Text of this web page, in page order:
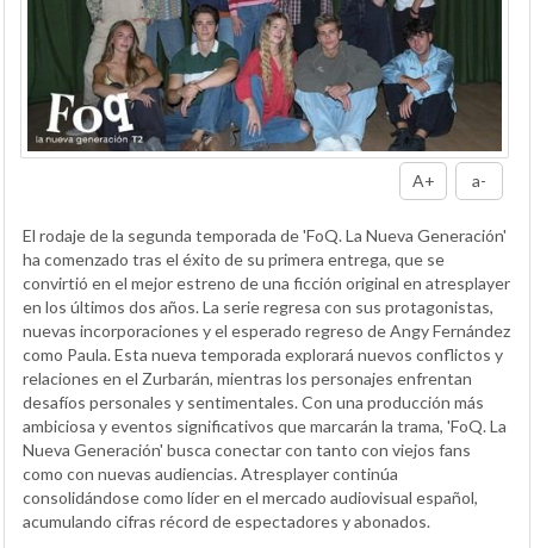
A+ a-
El rodaje de la segunda temporada de 'FoQ. La Nueva Generación'
ha comenzado tras el éxito de su primera entrega, que se
convirtió en el mejor estreno de una ficción original en atresplayer
en los últimos dos años. La serie regresa con sus protagonistas,
nuevas incorporaciones y el esperado regreso de Angy Fernández
como Paula. Esta nueva temporada explorará nuevos conflictos y
relaciones en el Zurbarán, mientras los personajes enfrentan
desafíos personales y sentimentales. Con una producción más
ambiciosa y eventos significativos que marcarán la trama, 'FoQ. La
Nueva Generación' busca conectar con tanto con viejos fans
como con nuevas audiencias. Atresplayer continúa
consolidándose como líder en el mercado audiovisual español,
acumulando cifras récord de espectadores y abonados.